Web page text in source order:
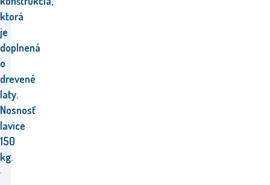
ktorá
je
doplnená
o
drevené
laty.
Nosnosť
lavice
150
kg.